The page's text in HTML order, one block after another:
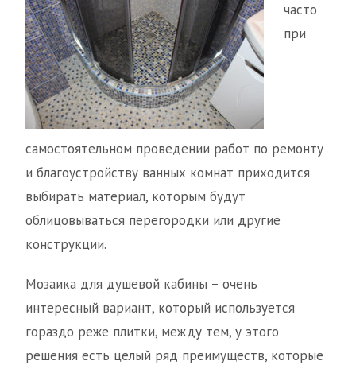
часто
при
самостоятельном проведении работ по ремонту
и благоустройству ванных комнат приходится
выбирать материал, которым будут
облицовываться перегородки или другие
конструкции.
Мозаика для душевой кабины – очень
интересный вариант, который используется
гораздо реже плитки, между тем, у этого
решения есть целый ряд преимуществ, которые